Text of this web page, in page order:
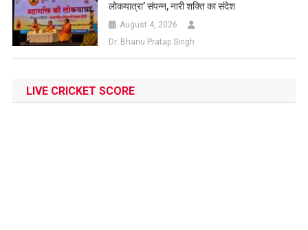
लोकयात्रा’ संपन्न, नारी शक्ति का संदेश
August 4, 2026
Dr. Bhanu Pratap Singh
LIVE CRICKET SCORE